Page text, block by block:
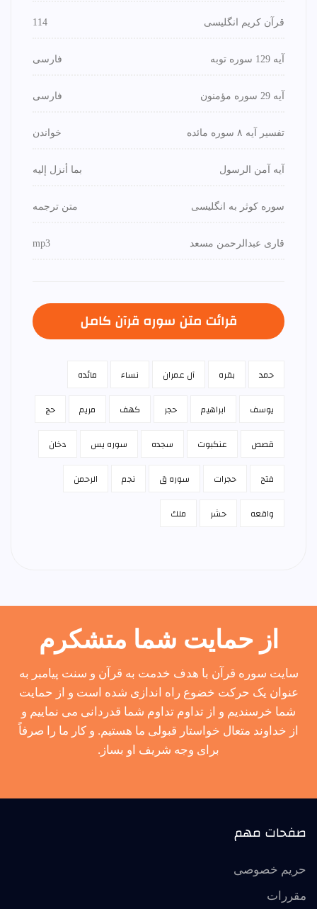
قرآن کریم انگلیسی 114
آیه 129 سوره توبه فارسی
آیه 29 سوره مؤمنون فارسی
تفسیر آیه ۸ سوره مائده خواندن
آیه آمن الرسول بما أنزل إليه
سوره کوثر به انگلیسی متن ترجمه
قاری عبدالرحمن مسعد mp3
قرائت متن سوره قرآن كامل
حمد بقره آل عمران نساء مائده
يوسف ابراهيم حجر كهف مريم حج
قصص عنكبوت سجده سوره يس دخان
فتح حجرات سوره ق نجم الرحمن
واقعه حشر ملك
از حمایت شما متشکرم
سایت سوره قرآن با هدف خدمت به قرآن و سنت پیامبر به
عنوان یک حرکت خضوع راه اندازی شده است و از حمایت
شما خرسندیم و از تداوم تداوم شما قدردانی می نماییم و
از خداوند متعال خواستار قبولی ما هستیم. و کار ما را صرفاً
برای وجه شریف او بساز.
صفحات مهم
حریم خصوصی
مقررات